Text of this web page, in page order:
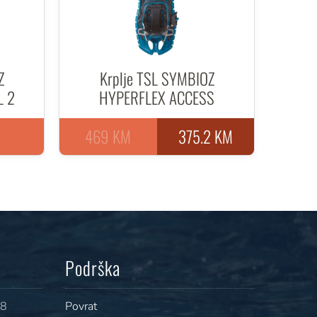
2
Krplje TSL SYMBIOZ
HYPERFLEX ACCESS
375.2 KM
469 KM
Podrška
Povrat